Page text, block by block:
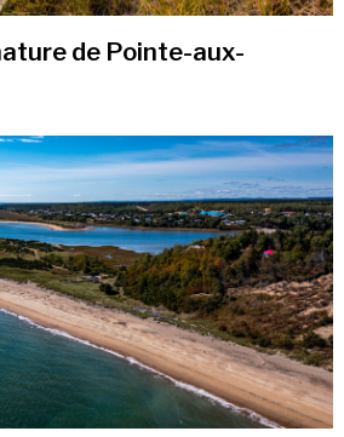
de Pointe-aux-